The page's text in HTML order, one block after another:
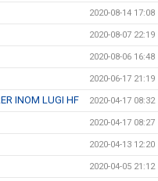
2020-08-14 17:08
2020-08-07 22:19
2020-08-06 16:48
2020-06-17 21:19
INOM LUGI HF 2020-04-17 08:32
2020-04-17 08:27
2020-04-13 12:20
2020-04-05 21:12